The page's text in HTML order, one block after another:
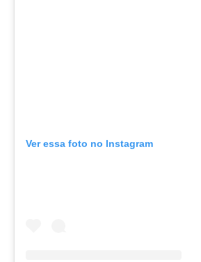
Ver essa foto no Instagram